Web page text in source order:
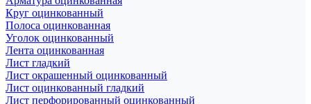
Круг оцинкованный
Полоса оцинкованная
Уголок оцинкованный
Лента оцинкованная
Лист гладкий
Лист окрашенный оцинкованный
Лист оцинкованный гладкий
Лист перфорированный оцинкованный